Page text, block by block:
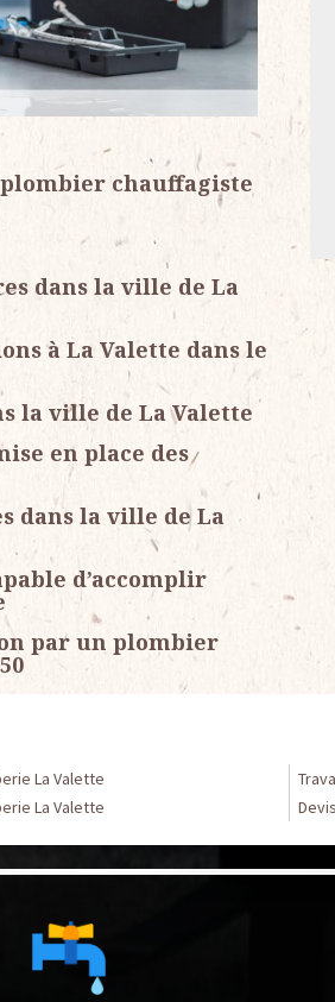
chauffagiste
dans la ville de La
à La Valette dans le
la ville de La Valette
en place des
dans la ville de La
d’accomplir
par un plombier
La Valette
La Valette